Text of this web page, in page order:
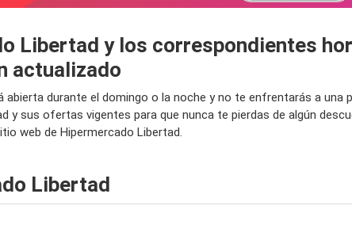
Libertad y los correspondientes
actualizado
durante el domingo o la noche y no te enfrentarás a una
sus ofertas vigentes para que nunca te pierdas de algún
web de Hipermercado Libertad.
Libertad